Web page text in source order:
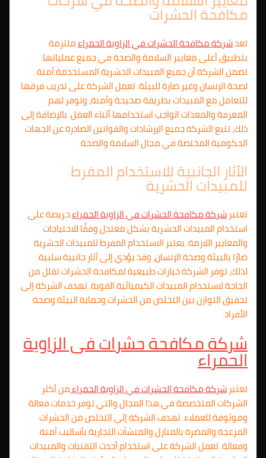
مكافحة الحشرات
تعدشركة مكافحة الحشرات في الزاوية الحمراءملتزمة
بتطبيق أعلى معايير السلامة والصحة في جميع عملياتها.
تضمن الشركة أن جميع المبيدات الحشرية المستخدمة آمنة
لصحة الإنسان وغير ضارة للبيئة. تعمل الشركة على تدريب فرقها
للتعامل مع المبيدات بطريقة صحيحة وآمنة، وتوفر لهم
المعرفة والمعدات الواجب استخدامها أثناء العمل. بالإضافة إلى
ذلك، تتبع الشركة جميع الإرشادات والقوانين الصادرة عن الجهات
الحكومية المختصة في مجال السلامة والصحة.
الآثار الجانبية للاستخدام المفرط
للمبيدات الحشرية
تعتبرشركة مكافحة الحشرات في الزاوية الحمراءحريصة على
استخدام المبيدات الحشرية بشكل معتدل وفقًا للاحتياجات
والمعايير اللازمة. يعتبر الاستخدام المفرط للمبيدات الحشرية
ضارًا بالبيئة وصحة الإنسان، وقد يؤدي إلى آثار جانبية سلبية.
لذلك، توفر الشركة خيارات طبيعية لمكافحة الحشرات تقلل من
الحاجة لاستخدام المبيدات الكيميائية القوية. تهدف الشركة إلى
تحقيق التوازن بين التخلص من الحشرات وحماية البيئة وصحة
الأفراد.
شركة مكافحة حشرات فى الزاوية
الحمراء
تعتبرشركة مكافحة الحشرات في الزاوية الحمراءمن أكثر
الشركات المتخصصة في هذا المجال والتي توفر خدمات فعالة
وموثوقة للعملاء. تهدف الشركة إلى التخلص من الحشرات
المزعجة والمضرة بالمنازل والمنشآت التجارية بأساليب آمنة
وفعالة. تعمل الشركة على استخدام أحدث التقنيات والمبيدات